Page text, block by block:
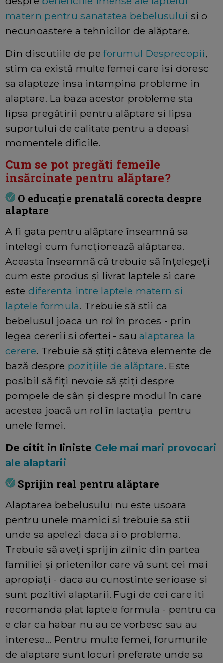
matern pentru sanatatea bebelusului si o
necunoastere a tehnicilor de alăptare.
Din discutiile de peforumul Desprecopii,
stim ca există multe femei care isi doresc
sa alapteze insa intampina probleme in
alaptare. La baza acestor probleme sta
lipsa pregătirii pentru alăptare si lipsa
suportului de calitate pentru a depasi
momentele dificile.
Cum se pot pregăti femeile
insărcinate pentru alăptare?
O educație prenatală corecta despre
alaptare
A fi gata pentru alăptare înseamnă sa
intelegi cum funcționează alăptarea.
Aceasta înseamnă că trebuie să înțelegeți
cum este produs și livrat laptele si care
este diferenta intre laptele matern si
laptele formula. Trebuie să stii ca
bebelusul joaca un rol în proces - prin
legea cererii si ofertei - saualaptarea la
cerere. Trebuie să știți câteva elemente de
bază despre pozițiile de alăptare. Este
posibil să fiți nevoie să știți despre
pompele de sân și despre modul în care
acestea joacă un rol în lactația pentru
unele femei.
De citit in liniste Cele mai mari provocari
ale alaptarii
Sprijin real pentru alăptare
Alaptarea bebelusului nu este usoara
pentru unele mamici si trebuie sa stii
unde sa apelezi daca ai o problema.
Trebuie să aveți sprijin zilnic din partea
familiei și prietenilor care vă sunt cei mai
apropiați - daca au cunostinte serioase si
sunt pozitivi alaptarii. Fugi de cei care iti
recomanda plat laptele formula - pentru ca
e clar ca habar nu au ce vorbesc sau au
interese... Pentru multe femei, forumurile
de alaptare sunt locuri preferate unde sa